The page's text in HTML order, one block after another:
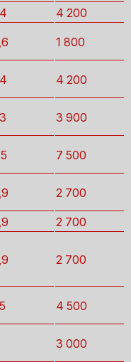
4 200
1 800
4 200
3 900
7 500
2 700
2 700
2 700
4 500
3 000